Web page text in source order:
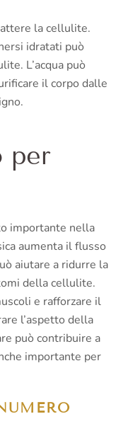
la cellulite.
idratati può
L’acqua può
il corpo dalle
per
importante nella
aumenta il flusso
aiutare a ridurre la
della cellulite.
e rafforzare il
l’aspetto della
può contribuire a
importante per